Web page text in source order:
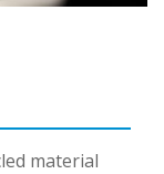
material